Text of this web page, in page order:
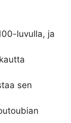
luvulla, ja
sen